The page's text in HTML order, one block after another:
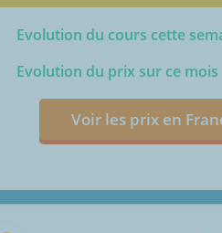
Evolution du cours cette
Evolution du prix sur ce mois
Voir les prix en